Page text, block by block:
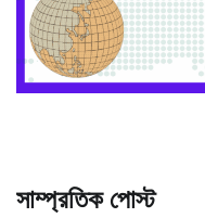
সাম্প্রতিক পোস্ট